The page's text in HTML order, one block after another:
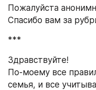
Пожалуйста
Спасибо вам за
***
Здравствуйте!
По-моему все
семья, и все